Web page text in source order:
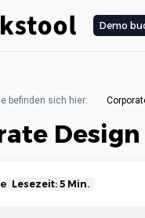
Demo
befinden sich hier:
Design
Lesezeit: 5 Min.